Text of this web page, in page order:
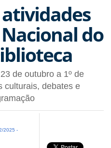
do
de outubro a 1º de
culturais, debates e
2025 -